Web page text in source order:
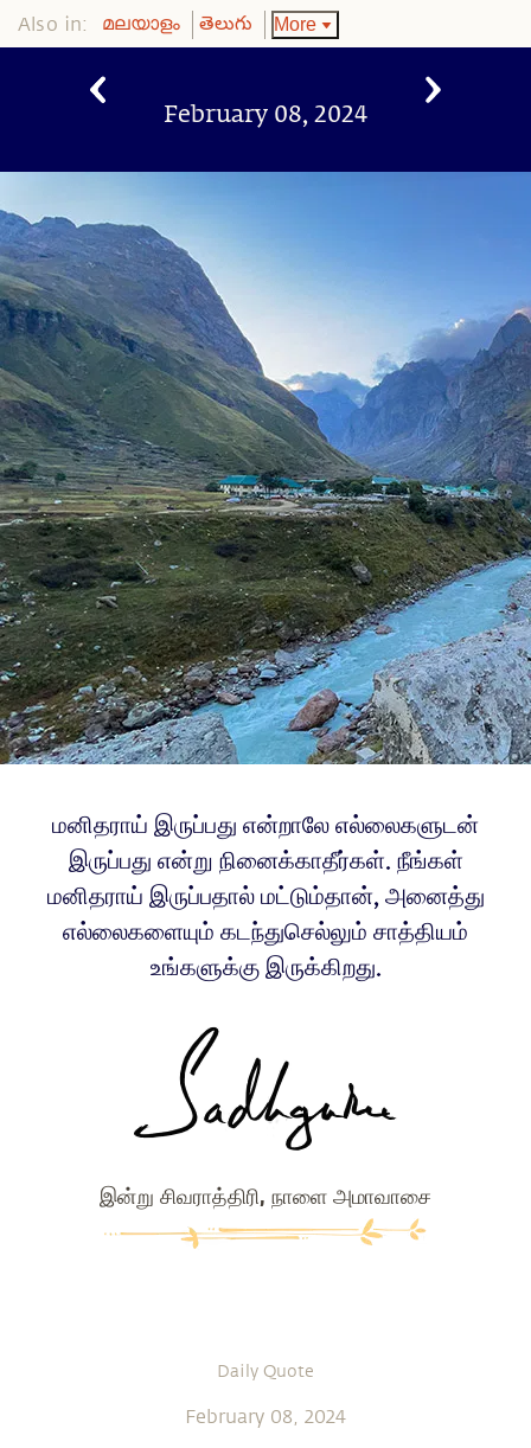
Also in: മലയാളം తెలుగు More
February 08, 2024
மனிதராய் இருப்பது என்றாலே எல்லைகளுடன்
இருப்பது என்று நினைக்காதீர்கள். நீங்கள்
மனிதராய் இருப்பதால் மட்டும்தான், அனைத்து
எல்லைகளையும் கடந்துசெல்லும் சாத்தியம்
உங்களுக்கு இருக்கிறது.
இன்று சிவராத்திரி, நாளை அமாவாசை
Daily Quote
February 08, 2024